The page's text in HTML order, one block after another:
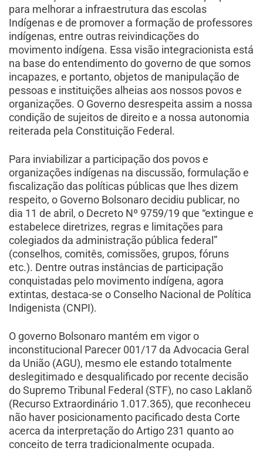
para melhorar a infraestrutura das escolas
Indígenas e de promover a formação de professores
indígenas, entre outras reivindicações do
movimento indígena. Essa visão integracionista está
na base do entendimento do governo de que somos
incapazes, e portanto, objetos de manipulação de
pessoas e instituições alheias aos nossos povos e
organizações. O Governo desrespeita assim a nossa
condição de sujeitos de direito e a nossa autonomia
reiterada pela Constituição Federal.
Para inviabilizar a participação dos povos e
organizações indígenas na discussão, formulação e
fiscalização das políticas públicas que lhes dizem
respeito, o Governo Bolsonaro decidiu publicar, no
dia 11 de abril, o Decreto Nº 9759/19 que “extingue e
estabelece diretrizes, regras e limitações para
colegiados da administração pública federal”
(conselhos, comitês, comissões, grupos, fóruns
etc.). Dentre outras instâncias de participação
conquistadas pelo movimento indígena, agora
extintas, destaca-se o Conselho Nacional de Política
Indigenista (CNPI).
O governo Bolsonaro mantém em vigor o
inconstitucional Parecer 001/17 da Advocacia Geral
da União (AGU), mesmo ele estando totalmente
deslegitimado e desqualificado por recente decisão
do Supremo Tribunal Federal (STF), no caso Laklanõ
(Recurso Extraordinário 1.017.365), que reconheceu
não haver posicionamento pacificado desta Corte
acerca da interpretação do Artigo 231 quanto ao
conceito de terra tradicionalmente ocupada.